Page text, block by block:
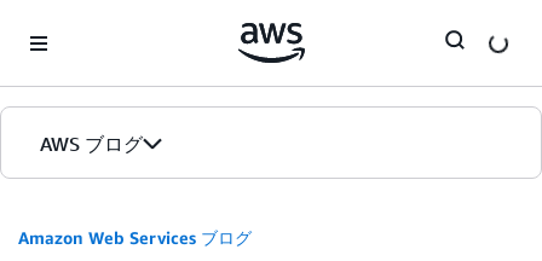
AWS ブログ
Amazon Web Services ブログ